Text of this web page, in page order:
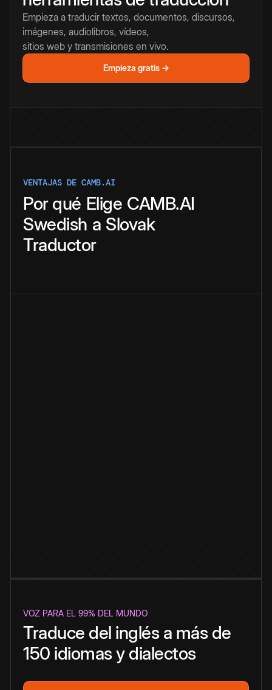
Empieza a traducir textos, documentos, discursos,
imágenes, audiolibros, vídeos,
sitios web y transmisiones en vivo.
Empieza gratis →
VENTAJAS DE CAMB.AI
Por qué Elige CAMB.AI
Swedish a Slovak
Traductor
VOZ PARA EL 99% DEL MUNDO
Traduce del inglés a más de
150 idiomas y dialectos